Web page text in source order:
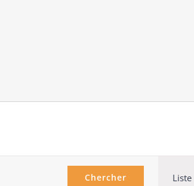
Chercher Liste